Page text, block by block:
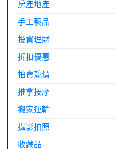
房產地產
手工藝品
投資理財
折扣優惠
拍賣競價
推拿按摩
搬家運輸
攝影拍照
收藏品